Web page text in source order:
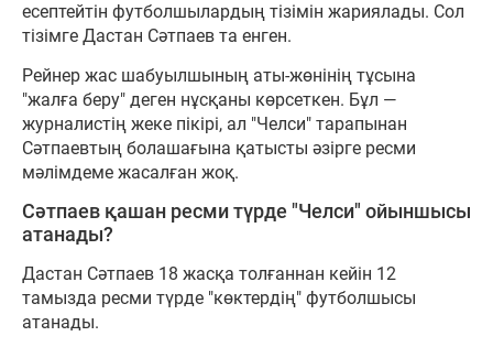
есептейтін футболшылардың тізімін жариялады. Сол
тізімге Дастан Сәтпаев та енген.
Рейнер жас шабуылшының аты-жөнінің тұсына
"жалға беру" деген нұсқаны көрсеткен. Бұл —
журналистің жеке пікірі, ал "Челси" тарапынан
Сәтпаевтың болашағына қатысты әзірге ресми
мәлімдеме жасалған жоқ.
Сәтпаев қашан ресми түрде "Челси" ойыншысы
атанады?
Дастан Сәтпаев 18 жасқа толғаннан кейін 12
тамызда ресми түрде "көктердің" футболшысы
атанады.